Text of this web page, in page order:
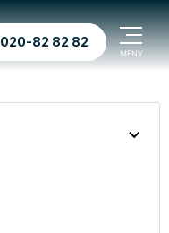
020-82 82 82